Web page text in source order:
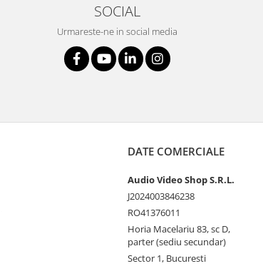
SOCIAL
Urmareste-ne in social media
DATE COMERCIALE
Audio Video Shop S.R.L.
J2024003846238
RO41376011
Horia Macelariu 83, sc D,
parter (sediu secundar)
Sector 1, Bucuresti